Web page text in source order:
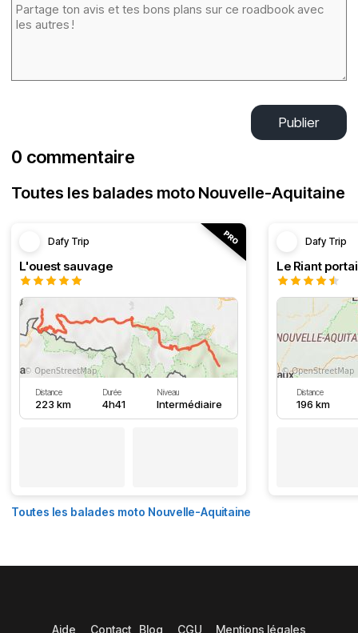
Publier
0 commentaire
Toutes les balades moto Nouvelle-Aquitaine
Dafy Trip
L'ouest sauvage
Distance
223 km
Durée
4h41
Niveau
Intermédiaire
Dafy Trip
Le Riant
Distance
196 km
Toutes les balades moto Nouvelle-Aquitaine
Aide Contact Blog CGU Mentions légales